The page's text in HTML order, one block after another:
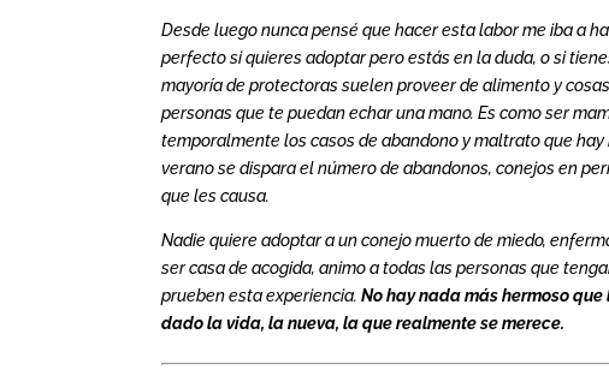
Desde luego nunca pensé que hacer esta labor me iba a
perfecto si quieres adoptar pero estás en la duda, o si
mayoría de protectoras suelen proveer de alimento y
personas que te puedan echar una mano. Es como ser
temporalmente los casos de abandono y maltrato que
verano se dispara el número de abandonos, conejos en
que les causa.
Nadie quiere adoptar a un conejo muerto de miedo,
ser casa de acogida, animo a todas las personas que
prueben esta experiencia.No hay nada más hermoso
dado la vida, la nueva, la que realmente se merece.